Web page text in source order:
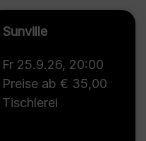
Sunville
Fr 25.9.26, 20:00
Preise ab € 35,00
Tischlerei